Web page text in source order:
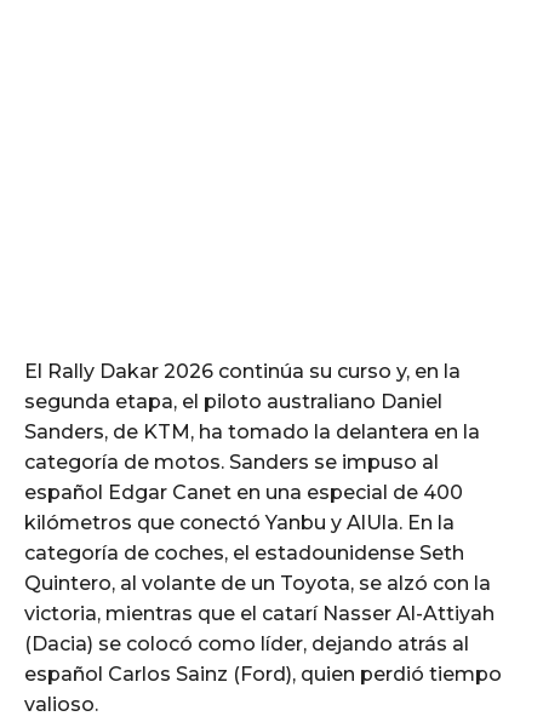
El Rally Dakar 2026 continúa su curso y, en la
segunda etapa, el piloto australiano Daniel
Sanders, de KTM, ha tomado la delantera en la
categoría de motos. Sanders se impuso al
español Edgar Canet en una especial de 400
kilómetros que conectó Yanbu y AlUla. En la
categoría de coches, el estadounidense Seth
Quintero, al volante de un Toyota, se alzó con la
victoria, mientras que el catarí Nasser Al-Attiyah
(Dacia) se colocó como líder, dejando atrás al
español Carlos Sainz (Ford), quien perdió tiempo
valioso.